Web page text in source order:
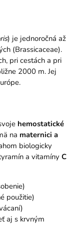
) je jednoročná až
(Brassicaceae).
pri cestách a pri
2000 m. Jej
hemostatické
na maternici a
biologicky
a vitamínyC
použitie)
aj s krvným